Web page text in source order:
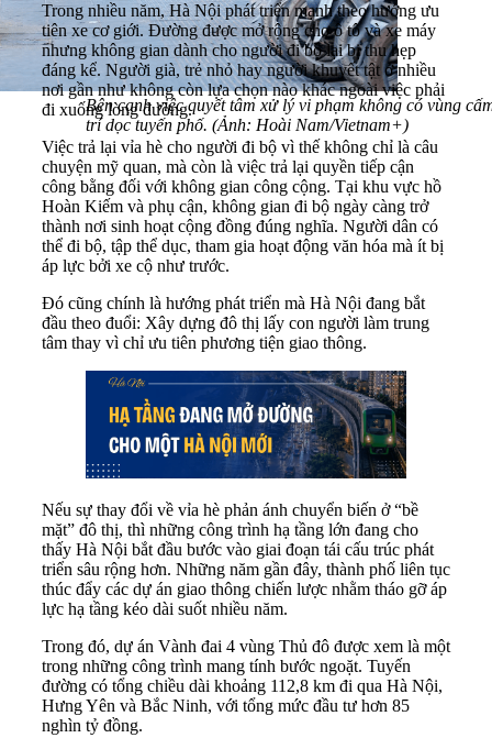
Bên cạnh việc quyết tâm xử lý vi phạm không có vùng
trí dọc tuyến phố. (Ảnh: Hoài Nam/Vietnam+)
Trong nhiều năm, Hà Nội phát triển mạnh theo hướng ưu
tiên xe cơ giới. Đường được mở rộng cho ô tô và xe máy
nhưng không gian dành cho người đi bộ lại bị thu hẹp
đáng kể. Người già, trẻ nhỏ hay người khuyết tật ở nhiều
nơi gần như không còn lựa chọn nào khác ngoài việc phải
đi xuống lòng đường.
Việc trả lại vỉa hè cho người đi bộ vì thế không chỉ là câu
chuyện mỹ quan, mà còn là việc trả lại quyền tiếp cận
công bằng đối với không gian công cộng. Tại khu vực hồ
Hoàn Kiếm và phụ cận, không gian đi bộ ngày càng trở
thành nơi sinh hoạt cộng đồng đúng nghĩa. Người dân có
thể đi bộ, tập thể dục, tham gia hoạt động văn hóa mà ít bị
áp lực bởi xe cộ như trước.
Đó cũng chính là hướng phát triển mà Hà Nội đang bắt
đầu theo đuổi: Xây dựng đô thị lấy con người làm trung
tâm thay vì chỉ ưu tiên phương tiện giao thông.
Nếu sự thay đổi về vỉa hè phản ánh chuyển biến ở “bề
mặt” đô thị, thì những công trình hạ tầng lớn đang cho
thấy Hà Nội bắt đầu bước vào giai đoạn tái cấu trúc phát
triển sâu rộng hơn. Những năm gần đây, thành phố liên tục
thúc đẩy các dự án giao thông chiến lược nhằm tháo gỡ áp
lực hạ tầng kéo dài suốt nhiều năm.
Trong đó, dự án Vành đai 4 vùng Thủ đô được xem là một
trong những công trình mang tính bước ngoặt. Tuyến
đường có tổng chiều dài khoảng 112,8 km đi qua Hà Nội,
Hưng Yên và Bắc Ninh, với tổng mức đầu tư hơn 85
nghìn tỷ đồng.